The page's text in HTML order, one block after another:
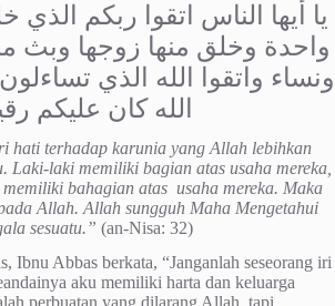
يا أيها الناس اتقوا ربكم
واحدة وخلق منها زوجها وبث
ونساء واتقوا الله الذي
الله كان عليكم
hati terhadap karunia yang Allah lebihkan
Laki-laki memiliki bagian atas usaha mereka,
bahagian atas usaha mereka. Maka
Allah. Allah sungguh Maha Mengetahui
sesuatu.” (an-Nisa: 32)
Ibnu Abbas berkata, “Janganlah seseorang iri
aku memiliki harta dan keluarga
perbuatan yang dilarang Allah, tapi